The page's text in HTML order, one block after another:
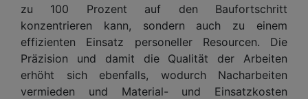
zu 100 Prozent auf den Baufortschritt
konzentrieren kann, sondern auch zu einem
effizienten Einsatz personeller Resourcen. Die
Präzision und damit die Qualität der Arbeiten
erhöht sich ebenfalls, wodurch Nacharbeiten
vermieden und Material- und Einsatzkosten